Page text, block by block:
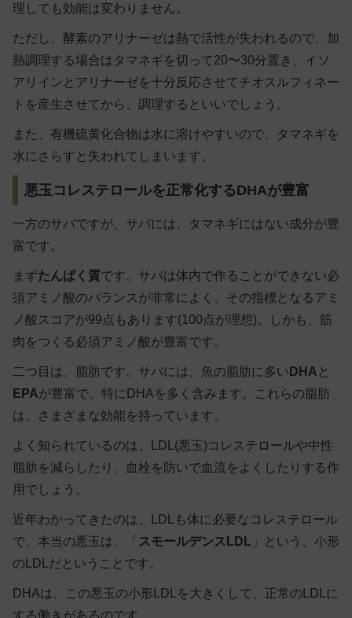
理しても効能は変わりません。
ただし、酵素のアリナーゼは熱で活性が失われるので、加
熱調理する場合はタマネギを切って20〜30分置き、イソ
アリインとアリナーゼを十分反応させてチオスルフィネー
トを産生させてから、調理するといいでしょう。
また、有機硫黄化合物は水に溶けやすいので、タマネギを
水にさらすと失われてしまいます。
悪玉コレステロールを正常化するDHAが豊富
一方のサバですが、サバには、タマネギにはない成分が豊
富です。
まずたんぱく質です。サバは体内で作ることができない必
須アミノ酸のバランスが非常によく、その指標となるアミ
ノ酸スコアが99点もあります(100点が理想)。しかも、筋
肉をつくる必須アミノ酸が豊富です。
二つ目は、脂肪です。サバには、魚の脂肪に多い DHA と
EPAが豊富で、特にDHAを多く含みます。これらの脂肪
は、さまざまな効能を持っています。
よく知られているのは、LDL(悪玉)コレステロールや中性
脂肪を減らしたり、血栓を防いで血流をよくしたりする作
用でしょう。
近年わかってきたのは、LDLも体に必要なコレステロール
で、本当の悪玉は、「 スモールデンスLDL 」という、小形
のLDLだということです。
DHAは、この悪玉の小形LDLを大きくして、正常のLDLに
する働きがあるのです。